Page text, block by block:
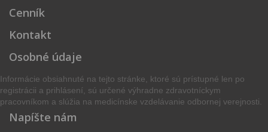
Cenník
Kontakt
Osobné údaje
Informácie obsiahnuté na tejto stránke, ktoré sú prístupné len po
registrácii a prihlásení, sú určené výhradne zdravotníckym
pracovníkom a slúžia na medicínske vzdelávanie odbornej verejnosti.
Napíšte nám